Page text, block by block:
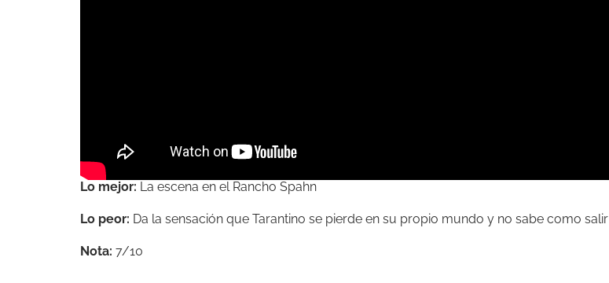
Lo mejor: La escena en el Rancho Spahn
Lo peor: Da la sensación que Tarantino se pierde en su propio mundo y no sabe como salir
Nota: 7/10